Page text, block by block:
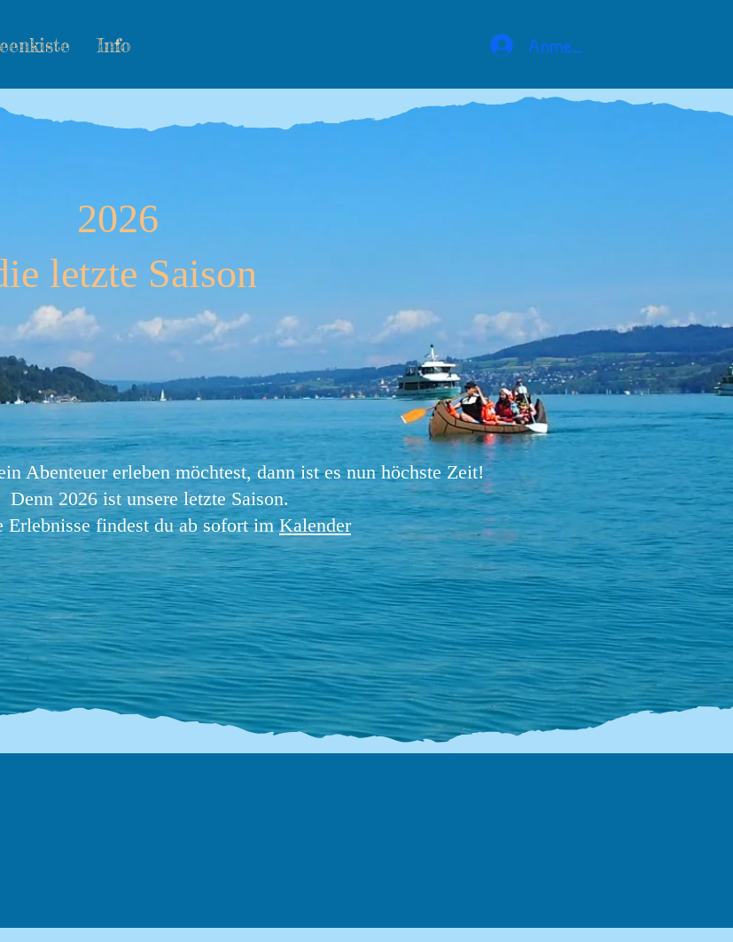
Info Anmelden
Kanutour mit bräteln
(noch 8 Plätze)
So., 16. Aug.
Antworten
Kanutour mit bräteln
(ausgebucht)
So., 23. Aug.
Antworten
2026
letzte Saison
Abenteuer erleben möchtest, dann ist es nun höchste Zeit!
Denn 2026 ist unsere letzte Saison.
Erlebnisse findest du ab sofort imKalender